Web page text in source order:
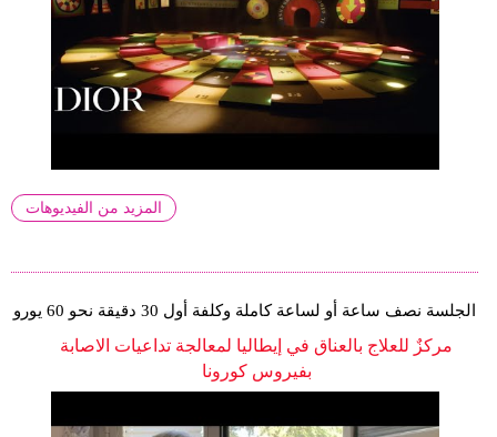
المزيد من الفيديوهات
الجلسة نصف ساعة أو لساعة كاملة وكلفة أول 30 دقيقة نحو 60 يورو
مركزٌ للعلاج بالعناق في إيطاليا لمعالجة تداعيات الاصابة
بفيروس كورونا